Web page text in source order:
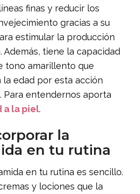
finas y reducir los
gracias a su
estimular la producción
Además, tiene la capacidad
tono amarillento que
la edad por esta acción
Para entendernos aporta
a la piel.
la
en tu rutina
en tu rutina es sencillo.
y lociones que la